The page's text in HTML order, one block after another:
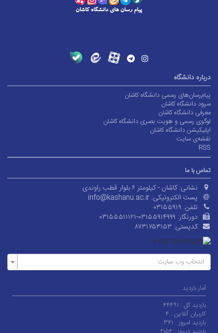
درباره دانشگاه
پیام‌رسان‌های رسمی دانشگاه کاشان
سرود دانشگاه کاشان
معرفی دانشگاه کاشان
لوگوی رسمی و هویت بصری دانشگاه کاشان
اپلیکیشن دانشگاه کاشان
نقشه‌ی سایت
RSS
تماس با ما
نشانی: کاشان - کیلومتر ۶ بلوار قطب راوندی
پست الکترونیکی: info@kashanu.ac.ir
تلفن: ۰۳۱۵۵۹۱۹
دورنگار: ۰۳۱۵۵۵۱۱۱۲۱-۰۳۱۵۵۹۱۴۹۹۹
کدپستی: ۸۷۳۱۷۵۳۱۵۳
انتخاب وب سایت
آمار بازدید
بازدید کل : ۴۴۴۹۱
کاربران آنلاین : ۴
بازدید امروز : ۳۴۱